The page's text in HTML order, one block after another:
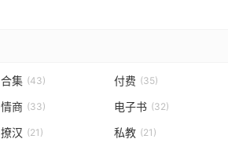
合集 (43) 付费 (35)
情商 (33) 电子书 (32)
撩汉 (21) 私教 (21)